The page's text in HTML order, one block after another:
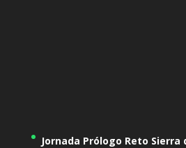
Jornada Prólogo Reto Sierra